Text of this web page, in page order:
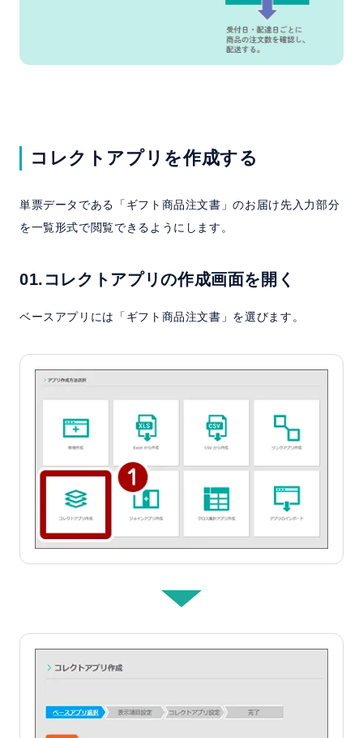
コレクトアプリを作成する
単票データである「ギフト商品注文書」のお届け先入力部分
を一覧形式で閲覧できるようにします。
01.コレクトアプリの作成画面を開く
ベースアプリには「ギフト商品注文書」を選びます。